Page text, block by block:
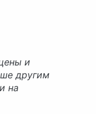
и
другим
на